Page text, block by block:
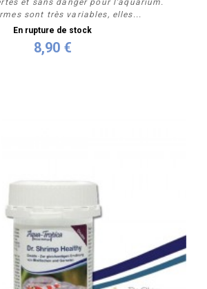
sont très variables, elles...
En rupture de stock
8,90 €